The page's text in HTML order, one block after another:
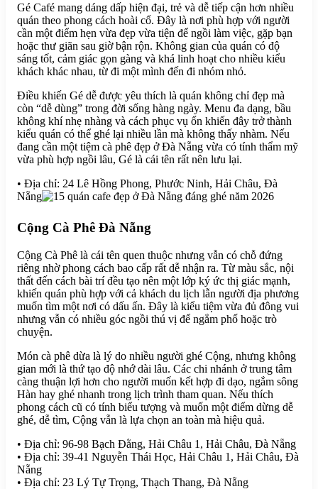
Gé Café mang dáng dấp hiện đại, trẻ và dễ tiếp cận hơn nhiều
quán theo phong cách hoài cổ. Đây là nơi phù hợp với người
cần một điểm hẹn vừa đẹp vừa tiện để ngồi làm việc, gặp bạn
hoặc thư giãn sau giờ bận rộn. Không gian của quán có độ
sáng tốt, cảm giác gọn gàng và khá linh hoạt cho nhiều kiểu
khách khác nhau, từ đi một mình đến đi nhóm nhỏ.
Điều khiến Gé dễ được yêu thích là quán không chỉ đẹp mà
còn “dễ dùng” trong đời sống hàng ngày. Menu đa dạng, bầu
không khí nhẹ nhàng và cách phục vụ ổn khiến đây trở thành
kiểu quán có thể ghé lại nhiều lần mà không thấy nhàm. Nếu
đang cần một tiệm cà phê đẹp ở Đà Nẵng vừa có tính thẩm mỹ
vừa phù hợp ngồi lâu, Gé là cái tên rất nên lưu lại.
• Địa chỉ: 24 Lê Hồng Phong, Phước Ninh, Hải Châu, Đà
Nẵng
Cộng Cà Phê Đà Nẵng
Cộng Cà Phê là cái tên quen thuộc nhưng vẫn có chỗ đứng
riêng nhờ phong cách bao cấp rất dễ nhận ra. Từ màu sắc, nội
thất đến cách bài trí đều tạo nên một lớp ký ức thị giác mạnh,
khiến quán phù hợp với cả khách du lịch lẫn người địa phương
muốn tìm một nơi có dấu ấn. Đây là kiểu tiệm vừa đủ đông vui
nhưng vẫn có nhiều góc ngồi thú vị để ngắm phố hoặc trò
chuyện.
Món cà phê dừa là lý do nhiều người ghé Cộng, nhưng không
gian mới là thứ tạo độ nhớ dài lâu. Các chi nhánh ở trung tâm
càng thuận lợi hơn cho người muốn kết hợp đi dạo, ngắm sông
Hàn hay ghé nhanh trong lịch trình tham quan. Nếu thích
phong cách cũ có tính biểu tượng và muốn một điểm dừng dễ
ghé, dễ tìm, Cộng vẫn là lựa chọn an toàn mà hiệu quả.
• Địa chỉ: 96-98 Bạch Đằng, Hải Châu 1, Hải Châu, Đà Nẵng
• Địa chỉ: 39-41 Nguyễn Thái Học, Hải Châu 1, Hải Châu, Đà
Nẵng
• Địa chỉ: 23 Lý Tự Trọng, Thạch Thang, Đà Nẵng